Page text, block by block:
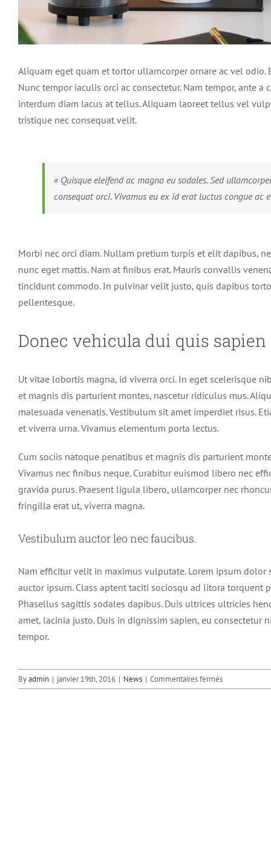
Aliquam eget quam et tortor ullamcorper ornare ac vel
Nunc tempor iaculis orci ac consectetur. Nam tempor, ante
interdum diam lacus at tellus. Aliquam laoreet tellus vel
tristique nec consequat velit.
« Quisque eleifend ac magna eu sodales. Sed
consequat orci. Vivamus eu ex id erat luctus congue ac
Morbi nec orci diam. Nullam pretium turpis et elit dapibus,
nunc eget mattis. Nam at finibus erat. Mauris convallis
tincidunt commodo. In pulvinar velit justo, quis dapibus
pellentesque.
Donec vehicula dui quis sapien
Ut vitae lobortis magna, id viverra orci. In eget scelerisque
et magnis dis parturient montes, nascetur ridiculus mus.
malesuada venenatis. Vestibulum sit amet imperdiet risus.
et viverra urna. Vivamus elementum porta lectus.
Cum sociis natoque penatibus et magnis dis parturient
Vivamus nec finibus neque. Curabitur euismod libero nec
gravida purus. Praesent ligula libero, ullamcorper nec
fringilla erat ut, viverra magna.
Vestibulum auctor leo nec faucibus.
Nam efficitur velit in maximus vulputate. Lorem ipsum
auctor ipsum. Class aptent taciti sociosqu ad litora torquent
Phasellus sagittis sodales dapibus. Duis ultrices ultricies
amet, lacinia justo. Duis in dignissim sapien, eu
tempor.
Byadmin | janvier 19th, 2016 | News | Commentaires ferméssur
Phasellus